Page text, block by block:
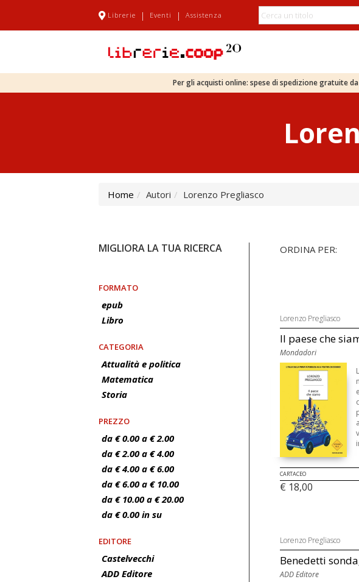
Librerie | Eventi | Assistenza
Per gli acquisti online: spese di spedizione gratuite
Home Autori Lorenzo Pregliasco
MIGLIORA LA TUA RICERCA
FORMATO
epub
Libro
CATEGORIA
Attualità e politica
Matematica
Storia
PREZZO
da € 0.00 a € 2.00
da € 2.00 a € 4.00
da € 4.00 a € 6.00
da € 6.00 a € 10.00
da € 10.00 a € 20.00
da € 0.00 in su
EDITORE
Castelvecchi
ADD Editore
ORDINA PER:
Lorenzo Pregliasco
Il paese che
Mondadori
CARTACEO
€ 18,00
Lorenzo Pregliasco
Benedetti
ADD Editore